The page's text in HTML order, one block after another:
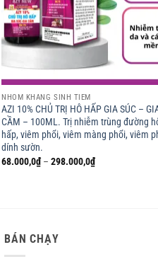
NHÓM KHÁNG SINH TIÊM
AZI 10% CHỦ TRỊ HÔ HẤP GIA SÚC –
CẦM – 100ML. Trị nhiễm trùng đường
hấp, viêm phổi, viêm màng phổi, viêm
dính sườn.
68.000,0₫ – 298.000,0₫Khoảng
giá:
BÁN CHẠY